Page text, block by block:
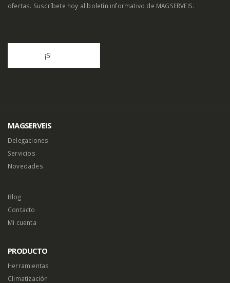
ofertas. Suscríbete hoy al boletín informativo de MAGSERVEIS.
MAGSERVEIS
Delegaciones
Servicios
Novedades
Blog
Contacto
Mi cuenta
PRODUCTO
Herramientas
Climatización